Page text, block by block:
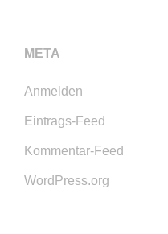
META
Anmelden
Eintrags-Feed
Kommentar-Feed
WordPress.org